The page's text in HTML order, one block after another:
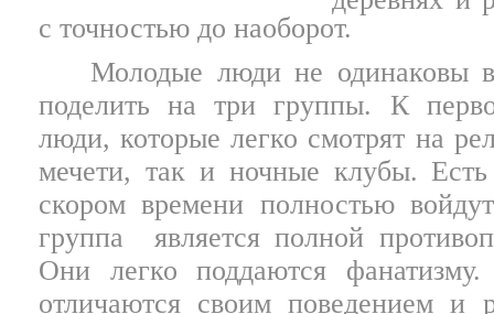
с точностью до наоборот.
Молодые люди не одинаковы
поделить на три группы. К
люди, которые легко смотрят на
мечети, так и ночные клубы.
скором времени полностью
группа
является полной
Они легко поддаются
отличаются своим поведением